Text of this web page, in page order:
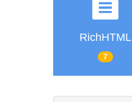
RichHTML
7